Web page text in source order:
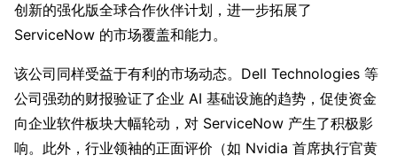
创新的强化版全球合作伙伴计划，进一步拓展了
ServiceNow 的市场覆盖和能力。
该公司同样受益于有利的市场动态。Dell Technologies 等
公司强劲的财报验证了企业 AI 基础设施的趋势，促使资金
向企业软件板块大幅轮动，对 ServiceNow 产生了积极影
响。此外，行业领袖的正面评价（如 Nvidia 首席执行官黄